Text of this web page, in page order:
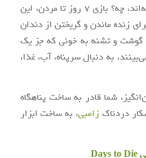
جهان و اکوسیستم قرار گرفته‌اند، چه؟ بازی ۷ روز تا مردن، این
زنده ماندن و گریختن از دندان
گوشت و تشنه به خونی که جز یک
به دنبال سرپناه، آب، غذا،
شما قادر به ساخت پناهگاه
دردناک زامبی، به ساخت ابزار